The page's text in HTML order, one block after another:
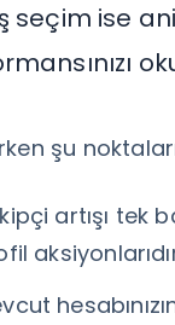
seçim ise
şu
artışı tek